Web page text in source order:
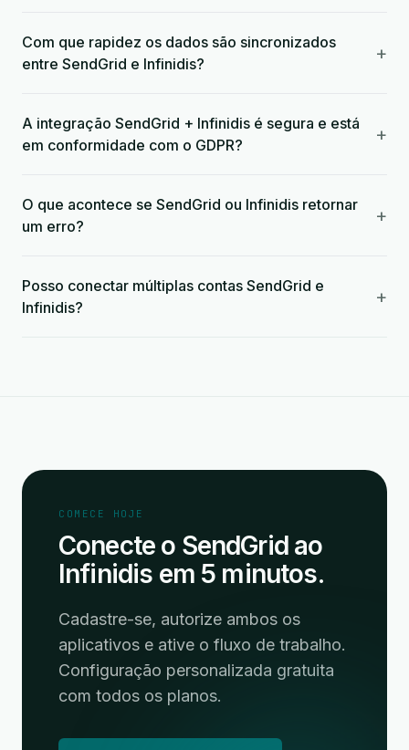
Com que rapidez os dados são sincronizados
entre SendGrid e Infinidis?
+
A integração SendGrid + Infinidis é segura e está
em conformidade com o GDPR?
+
O que acontece se SendGrid ou Infinidis retornar
um erro?
+
Posso conectar múltiplas contas SendGrid e
Infinidis?
+
COMECE HOJE
Conecte o SendGrid ao
Infinidis em 5 minutos.
Cadastre-se, autorize ambos os
aplicativos e ative o fluxo de trabalho.
Configuração personalizada gratuita
com todos os planos.